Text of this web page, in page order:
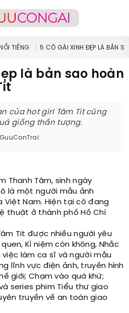
TIẾNG 5 CÔ GÁI XINH ĐẸP LÀ BẢN
là bản sao hoàn
của hot girl Tâm Tit cũng
giống thần tượng.
GuuConTrai
Thanh Tâm, sinh ngày
là một người mẫu ảnh
Việt Nam. Hiện tại cô đang
thuật ở thành phố Hồ Chí
Tit được nhiều người yêu
Kỉ niệm còn không, Nhắc
việc làm ca sĩ và người mẫu
lĩnh vực điện ảnh, truyền hình
giới; Chạm vào quá khứ;
series phim Tiểu thư giao
truyền về an toàn giao